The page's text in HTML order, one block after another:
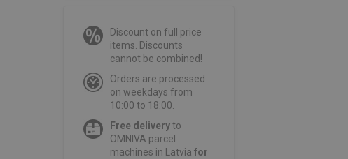
Discount on full price
items. Discounts
cannot be combined!
Orders are processed
on weekdays from
10:00 to 18:00.
Free deliveryto
OMNIVA parcel
machines in Latvia for